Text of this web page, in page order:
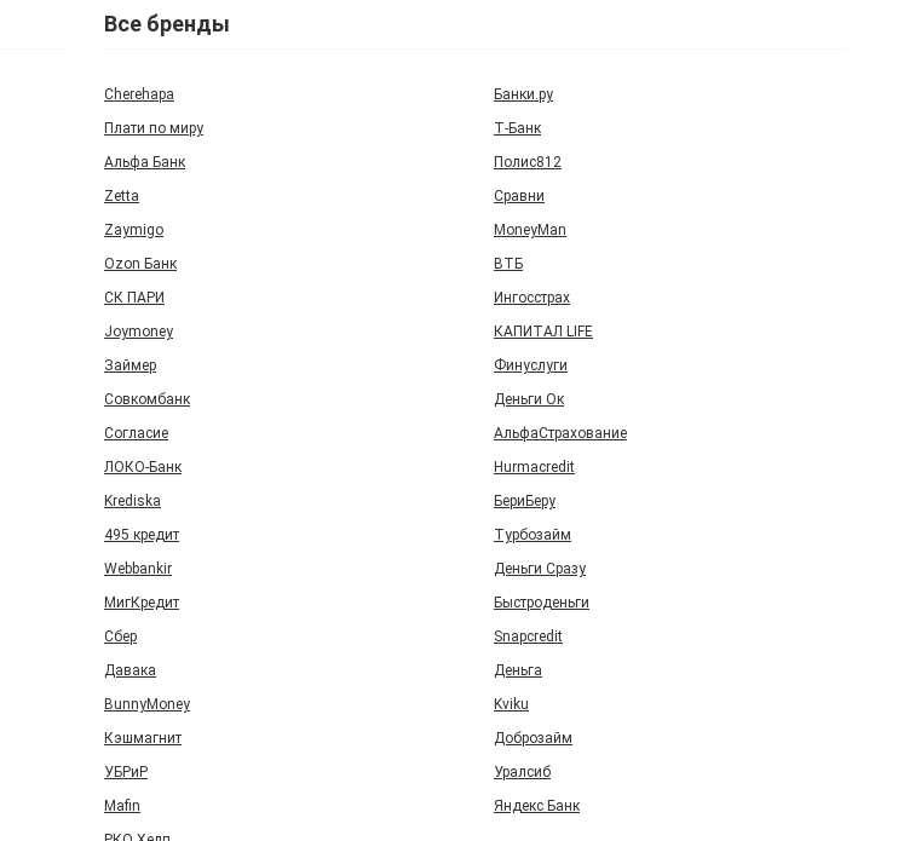
Все бренды
Cherehapa
Банки.ру
Плати по миру
Т‑Банк
Альфа Банк
Полис812
Zetta
Сравни
Zaymigo
MoneyMan
Ozon Банк
ВТБ
СК ПАРИ
Ингосстрах
Joymoney
КАПИТАЛ LIFE
Займер
Финуслуги
Совкомбанк
Деньги Ок
Согласие
АльфаСтрахование
ЛОКО-Банк
Hurmacredit
Krediska
БериБеру
495 кредит
Турбозайм
Webbankir
Деньги Сразу
МигКредит
Быстроденьги
Сбер
Snapcredit
Давака
Деньга
BunnyMoney
Kviku
Кэшмагнит
Доброзайм
УБРиР
Уралсиб
Mafin
Яндекс Банк